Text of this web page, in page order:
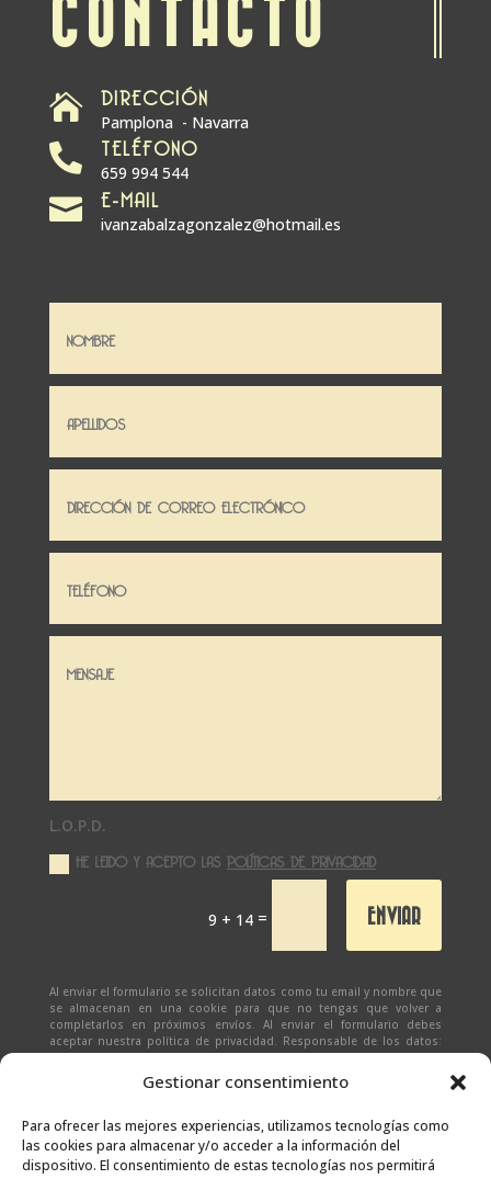
Gestionar consentimiento
Para ofrecer las mejores experiencias, utilizamos tecnologías como
las cookies para almacenar y/o acceder a la información del
dispositivo. El consentimiento de estas tecnologías nos permitirá
CONTACTO
 DIRECCIÓN
Pamplona - Navarra
 TELÉFONO
659 994 544
 E-MAIL
ivanzabalzagonzalez@hotmail.es
L.O.P.D.
HE LEIDO Y ACEPTO LASPOLÍTICAS DE PRIVACIDAD
9 + 14 = ENVIAR
Al enviar el formulario se solicitan datos como tu email y nombre que
se almacenan en una cookie para que no tengas que volver a
completarlos en próximos envíos. Al enviar el formulario debes
aceptar nuestra política de privacidad. Responsable de los datos:
Ivan Zabalza | Finalidad: responder a solicitudes del formulario |
Legitimación: Tu consentimiento expreso | Destinatario:
(datos almacenados sólo en cliente email) | Derechos: Tienes
y olvido de tus datos.